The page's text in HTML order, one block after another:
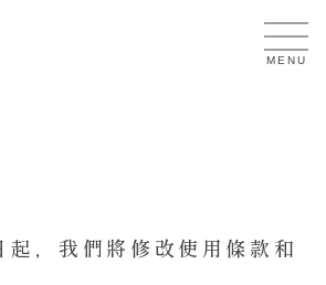
MENU
，我們將修改使用條款和